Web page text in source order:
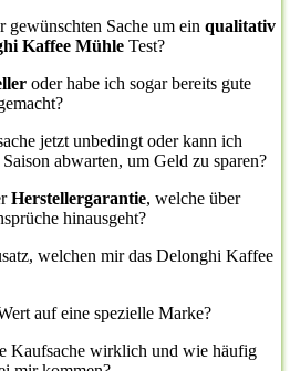
gewünschten Sache um ein qualitativ
Kaffee Mühle Test?
oder habe ich sogar bereits gute
jetzt unbedingt oder kann ich
abwarten, um Geld zu sparen?
Herstellergarantie, welche über
hinausgeht?
welchen mir das Delonghi Kaffee
auf eine spezielle Marke?
Kaufsache wirklich und wie häufig